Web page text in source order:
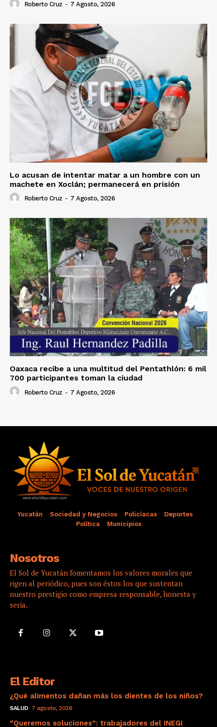
Roberto Cruz - 7 Agosto, 2026
Lo acusan de intentar matar a un hombre con un
machete en Xoclán; permanecerá en prisión
Roberto Cruz - 7 Agosto, 2026
Oaxaca recibe a una multitud del Pentathlón: 6 mil
700 participantes toman la ciudad
Roberto Cruz - 7 Agosto, 2026
Yucatán Sociedad y Negocios Policíacas
Deportes
Política
Municipios
Nosotros
El Sol de Yucatán fomentamos los valores morales que
rigen al periódico, pues son éstos los que sustentan
nuestro prestigio como empresa responsable, honesta y
seria.
El Editor
¿Qué alimentos dañan más los dientes de los niños?
SALUD 7 agosto, 2026
“Queremos soluciones”: trabajadores del INEGI